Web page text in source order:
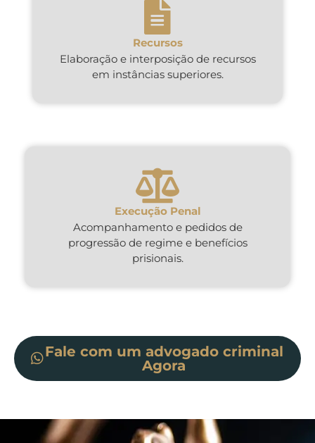
Recursos
Elaboração e interposição de recursos
em instâncias superiores.
Execução Penal
Acompanhamento e pedidos de
progressão de regime e benefícios
prisionais.
Fale com um advogado criminal
Agora